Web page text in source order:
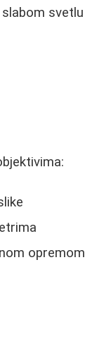
svetlu
opremom